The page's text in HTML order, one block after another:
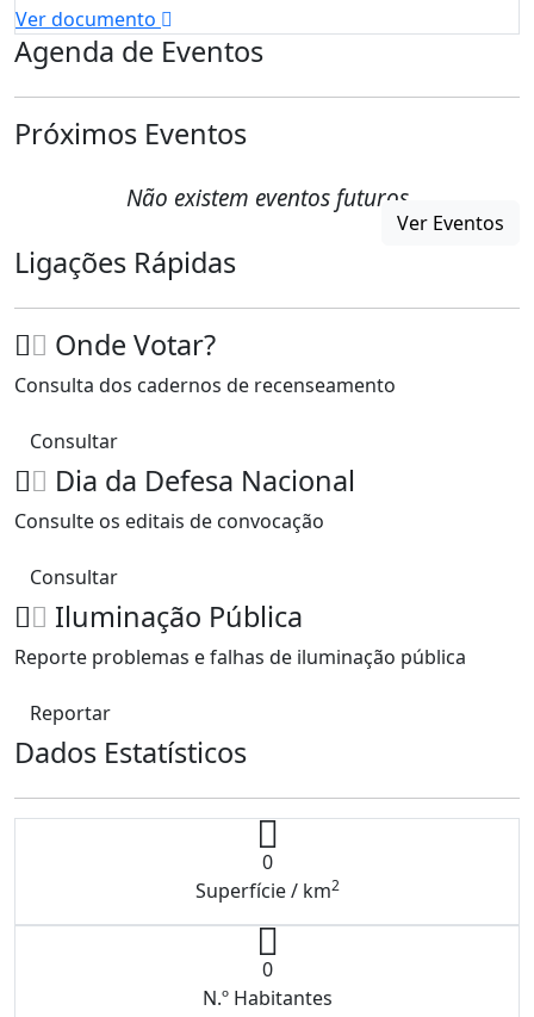
Ver documento
Agenda de Eventos
Próximos Eventos
Não existem eventos futuros
Ver Eventos
Ligações Rápidas
Onde Votar?
Consulta dos cadernos de recenseamento
Consultar
Dia da Defesa Nacional
Consulte os editais de convocação
Consultar
Iluminação Pública
Reporte problemas e falhas de iluminação pública
Reportar
Dados Estatísticos
0
Superfície / km2
0
N.º Habitantes